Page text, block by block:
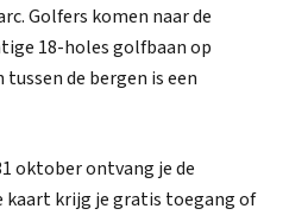
Golfers komen naar de
18-holes golfbaan op
de bergen is een
oktober ontvang je de
kaart krijg je gratis toegang of